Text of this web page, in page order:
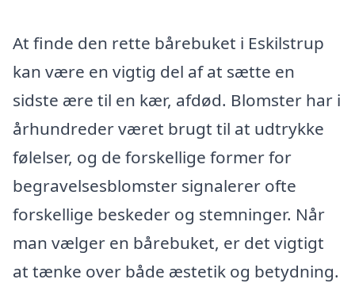
At finde den rette bårebuket i Eskilstrup
kan være en vigtig del af at sætte en
sidste ære til en kær, afdød. Blomster har i
århundreder været brugt til at udtrykke
følelser, og de forskellige former for
begravelsesblomster signalerer ofte
forskellige beskeder og stemninger. Når
man vælger en bårebuket, er det vigtigt
at tænke over både æstetik og betydning.